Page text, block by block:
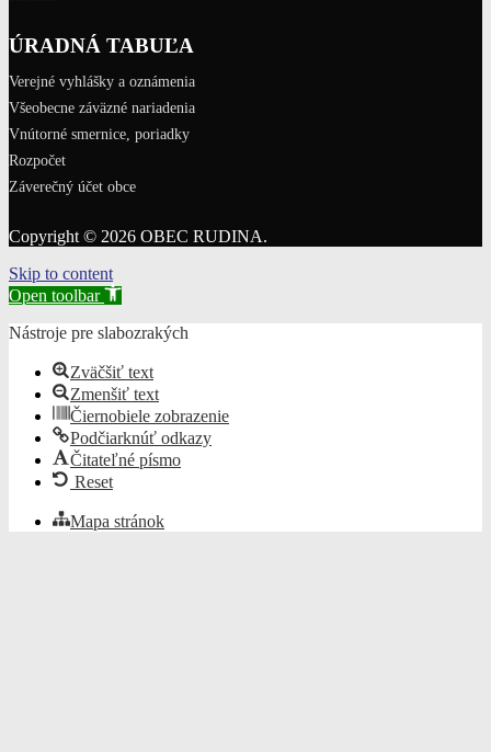
ÚRADNÁ TABUĽA
Verejné vyhlášky a oznámenia
Všeobecne záväzné nariadenia
Vnútorné smernice, poriadky
Rozpočet
Záverečný účet obce
Copyright © 2026 OBEC RUDINA.
Skip to content
Open toolbar
Nástroje pre slabozrakých
Zväčšiť text
Zmenšiť text
Čiernobiele zobrazenie
Podčiarknúť odkazy
Čitateľné písmo
Reset
Mapa stránok